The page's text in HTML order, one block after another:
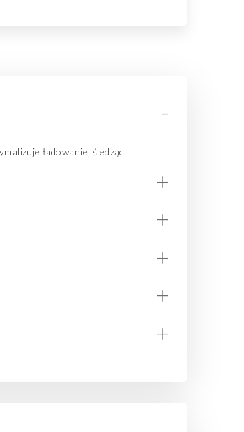
-
ładowanie, śledząc
+
+
+
+
+